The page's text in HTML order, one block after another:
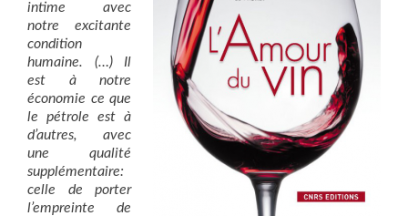
intime avec
notre excitante
condition
humaine. (…) Il
est à notre
économie ce que
le pétrole est à
d’autres, avec
une qualité
supplémentaire:
celle de porter
l’empreinte de